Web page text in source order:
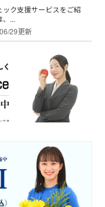
ック支援サービスをご紹
、...
29更新